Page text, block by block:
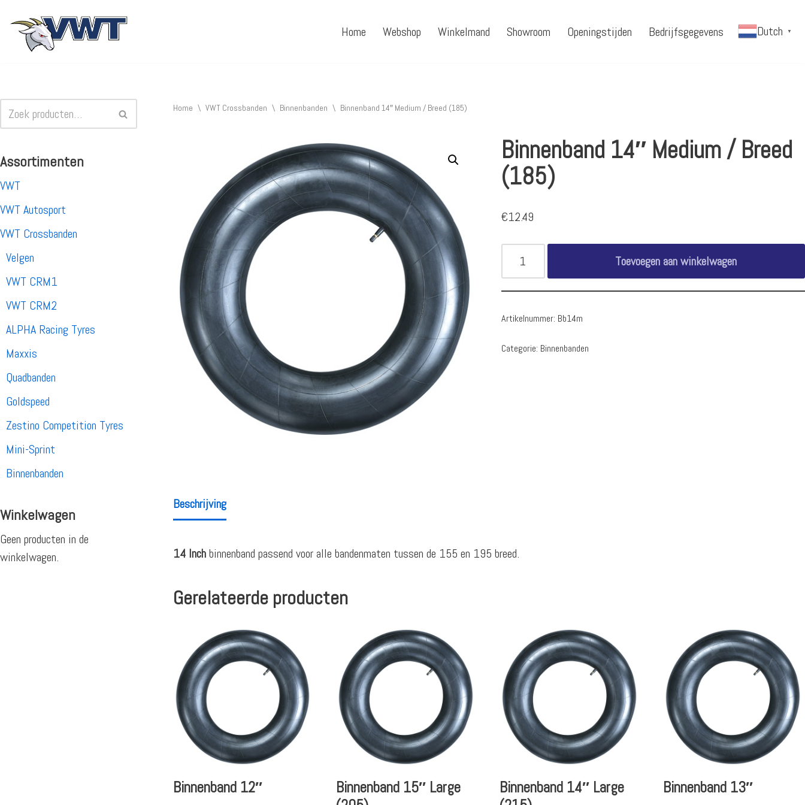
Ga
Home Webshop Winkelmand Showroom Openingstijden Bedrijfsgegevens Dutch ▼
Assortimenten
VWT
VWT Autosport
VWT Crossbanden
Velgen
VWT CRM1
VWT CRM2
ALPHA Racing Tyres
Maxxis
Quadbanden
Goldspeed
Zestino Competition Tyres
Mini-Sprint
Binnenbanden
Winkelwagen
Geen producten in de
winkelwagen.
Home \ VWT Crossbanden \ Binnenbanden \ Binnenband 14″ Medium / Breed (185)
Binnenband 14″ Medium / Breed
(185)
€12.49
Toevoegen aan winkelwagen
Artikelnummer: Bb14m
Categorie: Binnenbanden
Beschrijving
14 Inchbinnenband passend voor alle bandenmaten tussen de 155 en 195 breed.
Gerelateerde producten
Binnenband 12″
Binnenband 15″ Large
Binnenband 14″ Large
Binnenband 13″